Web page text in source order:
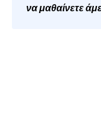
να μαθαίνετε